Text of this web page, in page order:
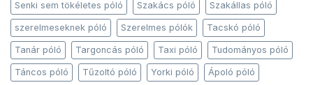
Senki sem tökéletes póló Szakács póló Szakállas póló
szerelmeseknek póló Szerelmes pólók Tacskó póló
Tanár póló Targoncás póló Taxi póló Tudományos póló
Táncos póló Tűzoltó póló Yorki póló Ápoló póló